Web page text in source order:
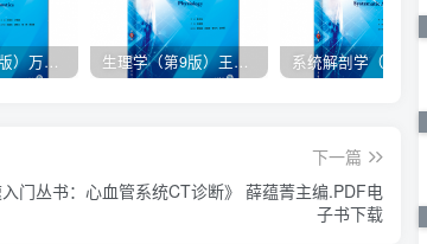
诊断学（第9版）万学红主编_人卫版教材.PDF电子书下载 生理学（第9版）王庭槐主编_人卫版教材.PDF电子书下载
下一篇
入门丛书：心血管系统CT诊断》 薛蕴菁主编.PDF电
子书下载